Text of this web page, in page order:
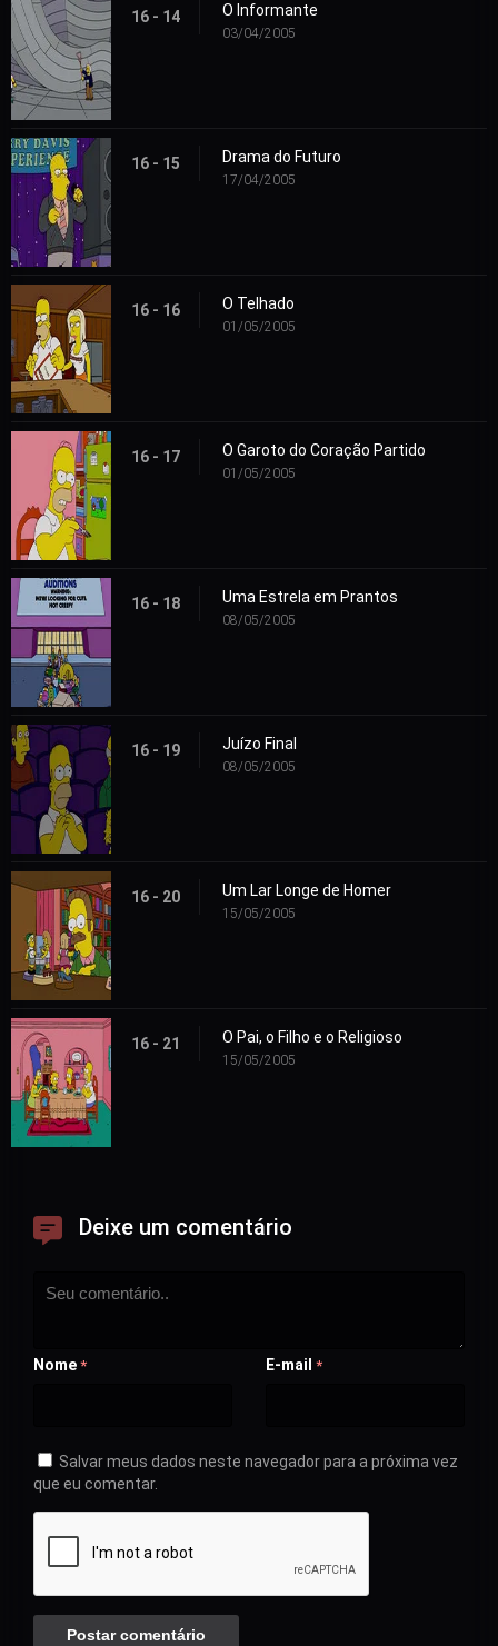
16 - 14 O Informante
03/04/2005
16 - 15 Drama do Futuro
17/04/2005
16 - 16 O Telhado
01/05/2005
16 - 17 O Garoto do Coração Partido
01/05/2005
16 - 18 Uma Estrela em Prantos
08/05/2005
16 - 19 Juízo Final
08/05/2005
16 - 20 Um Lar Longe de Homer
15/05/2005
16 - 21 O Pai, o Filho e o Religioso
15/05/2005
Deixe um comentário
Nome * E-mail *
Salvar meus dados neste navegador para a próxima vez
que eu comentar.